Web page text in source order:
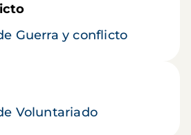
Guerra y conflicto
Voluntariado